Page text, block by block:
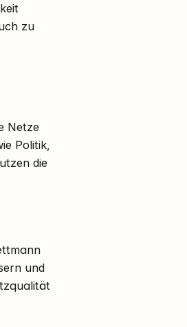
zu
Netze
Politik,
die
und